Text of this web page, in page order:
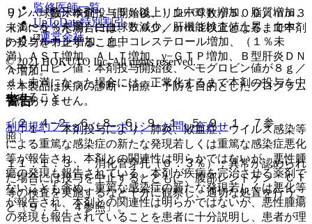
９）． 臨床検査：（５％以上）血中ＣＫ増加、脂質増加、
（１〜５％未満）白血球数減少、肝機能検査値上昇、血中
β−Ｄグルカン増加、血中コレステロール増加、（１％未
満）ＡＳＴ増加、ＡＬＴ増加、γ−ＧＴＰ増加、Ｂ型肝炎ＤＮ
Ａ増加。
警告
１．１． 本剤投与により、肺炎、敗血症、ウイルス感染等
による重篤な感染症の新たな発現若しくは重篤な感染症悪化
等が報告され、本剤との関連性は明らかではないが、悪性腫
瘍の発現も報告されている。本剤が疾病を完治させる薬剤で
ないことも含め、重篤な感染症の新たな発現若しくは悪化等
が報告され、本剤との関連性は明らかではないが、悪性腫瘍
の発現も報告されていることを患者に十分説明し、患者が理
リンパ球数：本剤投与開始後、リンパ球数が５００／ｍｍ３
未満になった場合には、５００／ｍｍ３以上となるまで本剤
の投与を中止すること。
ヘモグロビン値：本剤投与開始後、ヘモグロビン値が８ｇ／
ｄＬ未満になった場合には、正常化するまで本剤の投与を中
止すること。
〔２．４−２．６、８．６、９．１．５−９．１．７参
照〕。
１１．１．３． 消化管穿孔（０．３％）：異常が認められ
た場合には投与を中止するとともに、腹部レントゲン、ＣＴ
等の検査を実施するなど十分に観察し、適切な処置を行うこ
と〔９．１．４参照〕。
監修医師一覧
UpToDate特別割引
運営会社
© 2021 HOKUTO Inc. All rights reserved.
※本製品は疾病の診断・治療・予防を目的としたプログラム
ではありません。
利用規約プライバシーポリシーお問い合わせ